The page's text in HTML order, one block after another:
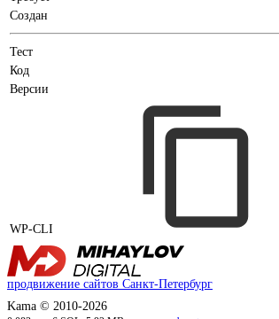
Создан
Тест
Код
Версии
WP-CLI
продвижение сайтов Санкт-Петербург
Kama © 2010-2026